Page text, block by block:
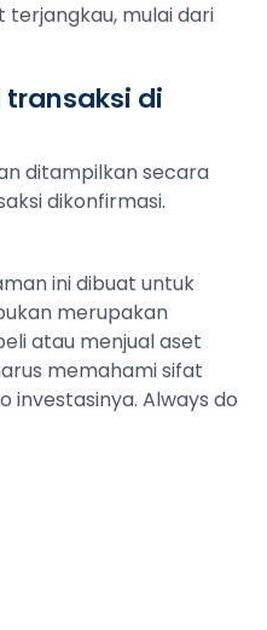
terjangkau, mulai dari
di
ditampilkan secara
dikonfirmasi.
ini dibuat untuk
merupakan
atau menjual aset
memahami sifat
investasinya. Always do